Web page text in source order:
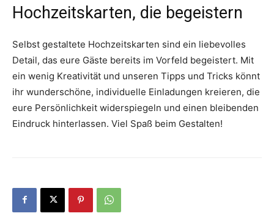
Hochzeitskarten, die begeistern
Selbst gestaltete Hochzeitskarten sind ein liebevolles
Detail, das eure Gäste bereits im Vorfeld begeistert. Mit
ein wenig Kreativität und unseren Tipps und Tricks könnt
ihr wunderschöne, individuelle Einladungen kreieren, die
eure Persönlichkeit widerspiegeln und einen bleibenden
Eindruck hinterlassen. Viel Spaß beim Gestalten!